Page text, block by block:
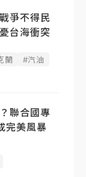
爭不得民
台海衝突
蘭
#汽油
聯合國專
完美風暴